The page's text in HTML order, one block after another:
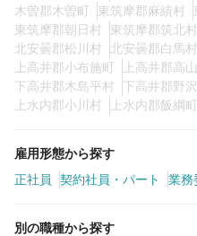
木曽郡木曽町
東筑摩郡麻績村
東筑摩郡朝日村
東筑摩郡筑北村
北安曇郡松川村
北安曇郡白馬村
上高井郡小布施町
上高井郡高
下高井郡木島平村
下高井郡野
上水内郡小川村
上水内郡飯綱町
雇用形態から探す
正社員
契約社員・パート 業務
別の職種から探す